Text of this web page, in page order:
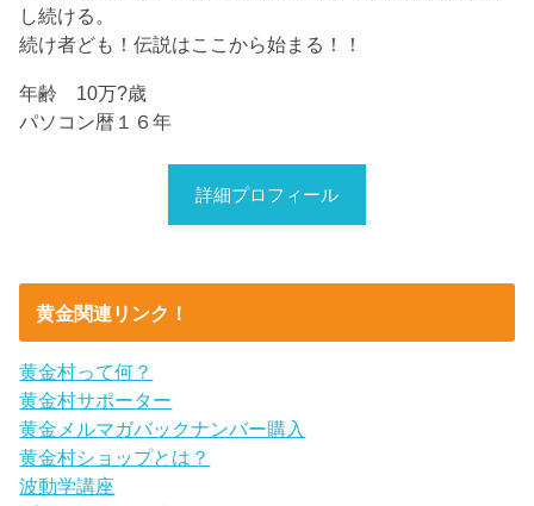
し続ける。
続け者ども！伝説はここから始まる！！
年齢 10万?歳
パソコン暦１６年
詳細プロフィール
黄金関連リンク！
黄金村って何？
黄金村サポーター
黄金メルマガバックナンバー購入
黄金村ショップとは？
波動学講座